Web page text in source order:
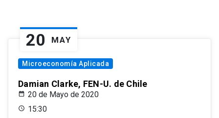
20 MAY
Microeconomía Aplicada
Damian Clarke, FEN-U. de Chile
20 de Mayo de 2020
15:30